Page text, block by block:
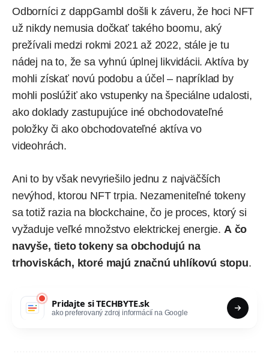
Odborníci z dappGambl došli k záveru, že hoci NFT
už nikdy nemusia dočkať takého boomu, aký
prežívali medzi rokmi 2021 až 2022, stále je tu
nádej na to, že sa vyhnú úplnej likvidácii. Aktíva by
mohli získať novú podobu a účel – napríklad by
mohli poslúžiť ako vstupenky na špeciálne udalosti,
ako doklady zastupujúce iné obchodovateľné
položky či ako obchodovateľné aktíva vo
videohrách.
Ani to by však nevyriešilo jednu z najväčších
nevýhod, ktorou NFT trpia. Nezameniteľné tokeny
sa totiž razia na blockchaine, čo je proces, ktorý si
vyžaduje veľké množstvo elektrickej energie. A čo
navyše, tieto tokeny sa obchodujú na
trhoviskách, ktoré majú značnú uhlíkovú stopu.
Pridajte siTECHBYTE.sk
ako preferovaný zdroj informácií na Google